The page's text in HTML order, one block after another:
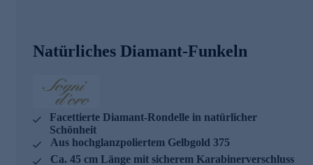
Natürliches Diamant-Funkeln
Facettierte Diamant-Rondelle in natürlicher
Schönheit
Aus hochglanzpoliertem Gelbgold 375
Ca. 45 cm Länge mit sicherem Karabinerverschluss